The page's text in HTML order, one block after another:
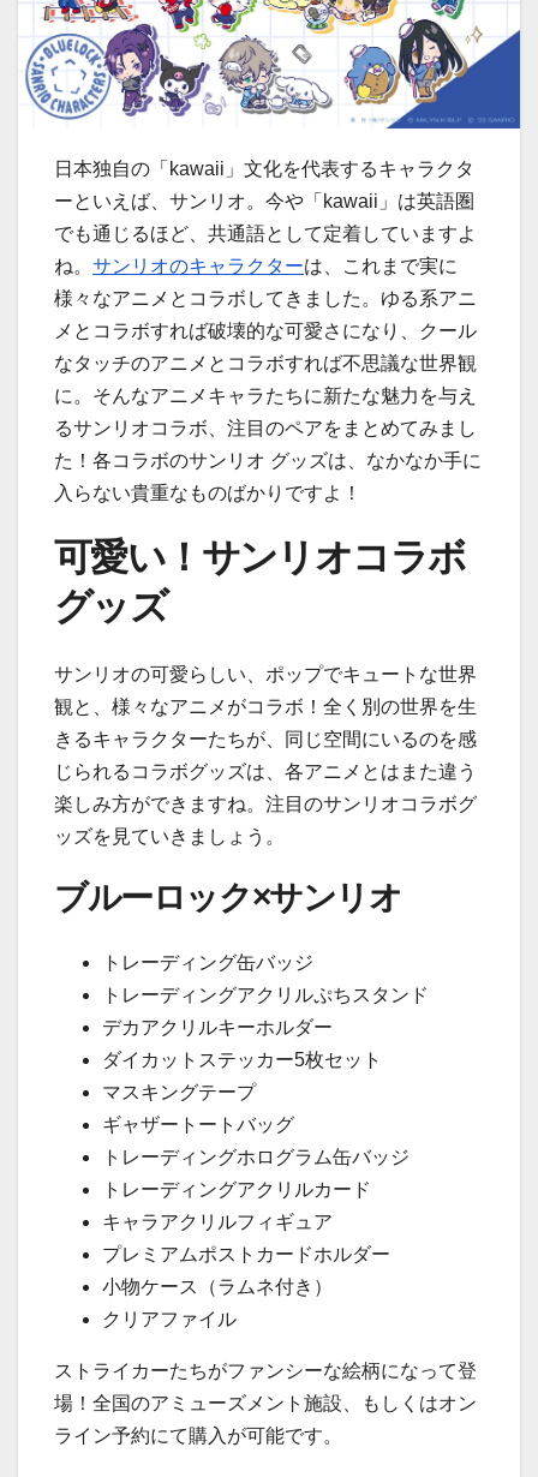
日本独自の「kawaii」文化を代表するキャラクタ
ーといえば、サンリオ。今や「kawaii」は英語圏
でも通じるほど、共通語として定着していますよ
ね。 サンリオのキャラクターは、これまで実に
様々なアニメとコラボしてきました。ゆる系アニ
メとコラボすれば破壊的な可愛さになり、クール
なタッチのアニメとコラボすれば不思議な世界観
に。そんなアニメキャラたちに新たな魅力を与え
るサンリオコラボ、注目のペアをまとめてみまし
た！各コラボのサンリオ グッズは、なかなか手に
入らない貴重なものばかりですよ！
可愛い！サンリオコラボ
グッズ
サンリオの可愛らしい、ポップでキュートな世界
観と、様々なアニメがコラボ！全く別の世界を生
きるキャラクターたちが、同じ空間にいるのを感
じられるコラボグッズは、各アニメとはまた違う
楽しみ方ができますね。注目のサンリオコラボグ
ッズを見ていきましょう。
ブルーロック×サンリオ
トレーディング缶バッジ
トレーディングアクリルぷちスタンド
デカアクリルキーホルダー
ダイカットステッカー5枚セット
マスキングテープ
ギャザートートバッグ
トレーディングホログラム缶バッジ
トレーディングアクリルカード
キャラアクリルフィギュア
プレミアムポストカードホルダー
小物ケース（ラムネ付き）
クリアファイル
ストライカーたちがファンシーな絵柄になって登
場！全国のアミューズメント施設、もしくはオン
ライン予約にて購入が可能です。